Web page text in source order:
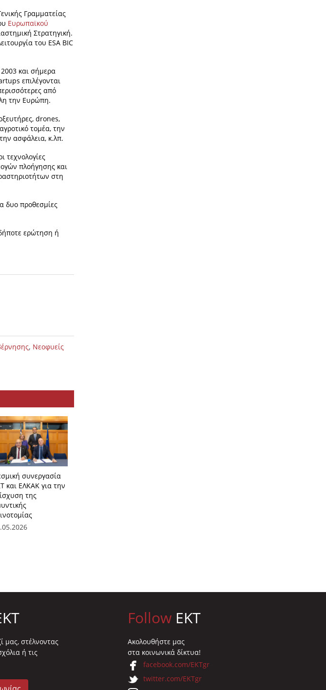
Γραμματείας
Ευρωπαϊκού
Στρατηγική.
του ESA BIC
και σήμερα
επιλέγονται
από
την Ευρώπη.
drones,
τομέα, την
ασφάλεια, κ.λπ.
τεχνολογίες
πλοήγησης και
στη
δυο προθεσμίες
ερώτηση ή
, Νεοφυείς
συνεργασία
και ΕΛΚΑΚ για την
της
μας, στέλνοντας
ή τις
Follow EKT
Ακολουθήστε μας
στα κοινωνικά δίκτυα!
facebook.com/EKTgr
twitter.com/EKTgr